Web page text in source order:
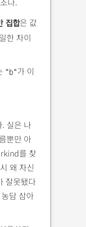
집합은 값
한 차이
"b"가 이
실은 나
뿐만 아
를 찾
왜 자신
잘못됐다
담 삼아